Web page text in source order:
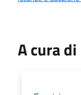
A cura di